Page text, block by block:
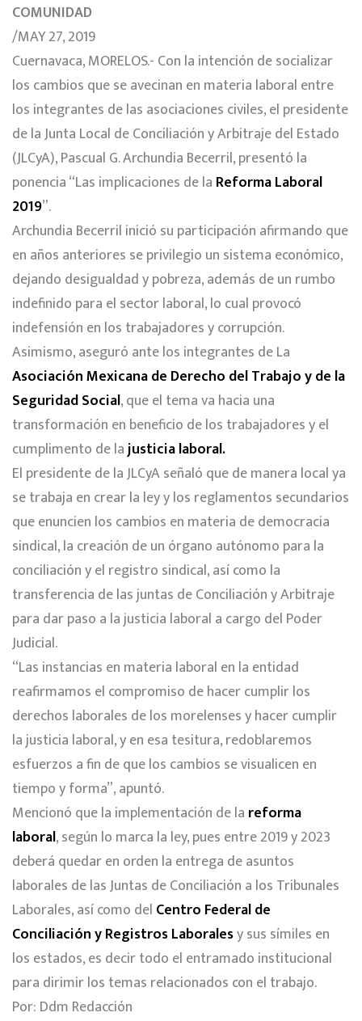
COMUNIDAD
/MAY 27, 2019
Cuernavaca, MORELOS.- Con la intención de socializar
los cambios que se avecinan en materia laboral entre
los integrantes de las asociaciones civiles, el presidente
de la Junta Local de Conciliación y Arbitraje del Estado
(JLCyA), Pascual G. Archundia Becerril, presentó la
ponencia “Las implicaciones de la Reforma Laboral
2019”.
Archundia Becerril inició su participación afirmando que
en años anteriores se privilegio un sistema económico,
dejando desigualdad y pobreza, además de un rumbo
indefinido para el sector laboral, lo cual provocó
indefensión en los trabajadores y corrupción.
Asimismo, aseguró ante los integrantes de La
Asociación Mexicana de Derecho del Trabajo y de la
Seguridad Social, que el tema va hacia una
transformación en beneficio de los trabajadores y el
cumplimento de lajusticia laboral.
El presidente de la JLCyA señaló que de manera local ya
se trabaja en crear la ley y los reglamentos secundarios
que enuncien los cambios en materia de democracia
sindical, la creación de un órgano autónomo para la
conciliación y el registro sindical, así como la
transferencia de las juntas de Conciliación y Arbitraje
para dar paso a la justicia laboral a cargo del Poder
Judicial.
“Las instancias en materia laboral en la entidad
reafirmamos el compromiso de hacer cumplir los
derechos laborales de los morelenses y hacer cumplir
la justicia laboral, y en esa tesitura, redoblaremos
esfuerzos a fin de que los cambios se visualicen en
tiempo y forma”, apuntó.
Mencionó que la implementación de la reforma
laboral, según lo marca la ley, pues entre 2019 y 2023
deberá quedar en orden la entrega de asuntos
laborales de las Juntas de Conciliación a los Tribunales
Laborales, así como del Centro Federal de
Conciliación y Registros Laboralesy sus símiles en
los estados, es decir todo el entramado institucional
para dirimir los temas relacionados con el trabajo.
Por: Ddm Redacción